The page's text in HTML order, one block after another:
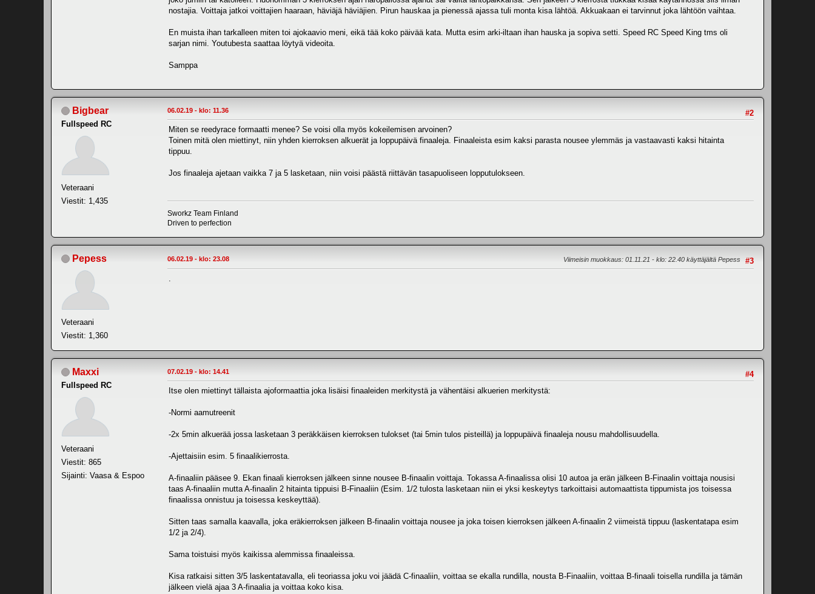
nostajia. Voittaja jatkoi voittajien haaraan, häviäjä häviäjien. Pirun hauskaa ja pienessä ajassa tuli monta kisa lähtöä. Akkuakaan ei tarvinnut joka lähtöön vaihtaa.
En muista ihan tarkalleen miten toi ajokaavio meni, eikä tää koko päivää kata. Mutta esim arki-iltaan ihan hauska ja sopiva setti. Speed RC Speed King tms oli
sarjan nimi. Youtubesta saattaa löytyä videoita.
Samppa
Bigbear
Fullspeed RC
Veteraani
Viestit: 1,435
#2
06.02.19 - klo: 11.36
Miten se reedyrace formaatti menee? Se voisi olla myös kokeilemisen arvoinen?
Toinen mitä olen miettinyt, niin yhden kierroksen alkuerät ja loppupäivä finaaleja. Finaaleista esim kaksi parasta nousee ylemmäs ja vastaavasti kaksi hitainta
tippuu.
Jos finaaleja ajetaan vaikka 7 ja 5 lasketaan, niin voisi päästä riittävän tasapuoliseen lopputulokseen.
Sworkz Team Finland
Driven to perfection
Pepess
Veteraani
Viestit: 1,360
#3
06.02.19 - klo: 23.08 Viimeisin muokkaus: 01.11.21 - klo: 22.40 käyttäjältä Pepess
Maxxi
Fullspeed RC
Veteraani
Viestit: 865
Sijainti: Vaasa & Espoo
#4
07.02.19 - klo: 14.41
Itse olen miettinyt tällaista ajoformaattia joka lisäisi finaaleiden merkitystä ja vähentäisi alkuerien merkitystä:
-Normi aamutreenit
-2x 5min alkuerää jossa lasketaan 3 peräkkäisen kierroksen tulokset (tai 5min tulos pisteillä) ja loppupäivä finaaleja nousu mahdollisuudella.
-Ajettaisiin esim. 5 finaalikierrosta.
A-finaaliin pääsee 9. Ekan finaali kierroksen jälkeen sinne nousee B-finaalin voittaja. Tokassa A-finaalissa olisi 10 autoa ja erän jälkeen B-Finaalin voittaja nousisi
taas A-finaaliin mutta A-finaalin 2 hitainta tippuisi B-Finaaliin (Esim. 1/2 tulosta lasketaan niin ei yksi keskeytys tarkoittaisi automaattista tippumista jos toisessa
finaalissa onnistuu ja toisessa keskeyttää).
Sitten taas samalla kaavalla, joka eräkierroksen jälkeen B-finaalin voittaja nousee ja joka toisen kierroksen jälkeen A-finaalin 2 viimeistä tippuu (laskentatapa esim
1/2 ja 2/4).
Sama toistuisi myös kaikissa alemmissa finaaleissa.
Kisa ratkaisi sitten 3/5 laskentatavalla, eli teoriassa joku voi jäädä C-finaaliin, voittaa se ekalla rundilla, nousta B-Finaaliin, voittaa B-finaali toisella rundilla ja tämän
jälkeen vielä ajaa 3 A-finaalia ja voittaa koko kisa.